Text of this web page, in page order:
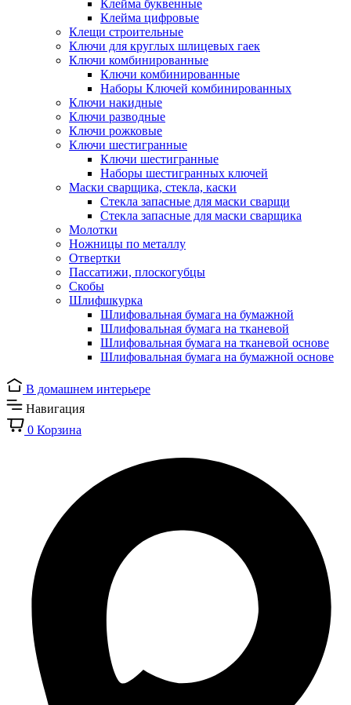
Клейма буквенные
Клейма цифровые
Клещи строительные
Ключи для круглых шлицевых гаек
Ключи комбинированные
Ключи комбинированные
Наборы Ключей комбинированных
Ключи накидные
Ключи разводные
Ключи рожковые
Ключи шестигранные
Ключи шестигранные
Наборы шестигранных ключей
Маски сварщика, стекла, каски
Стекла запасные для маски сварщи
Стекла запасные для маски сварщика
Молотки
Ножницы по металлу
Отвертки
Пассатижи, плоскогубцы
Скобы
Шлифшкурка
Шлифовальная бумага на бумажной
Шлифовальная бумага на тканевой
Шлифовальная бумага на тканевой основе
Шлифовальная бумага на бумажной основе
В домашнем интерьере
Навигация
0 Корзина